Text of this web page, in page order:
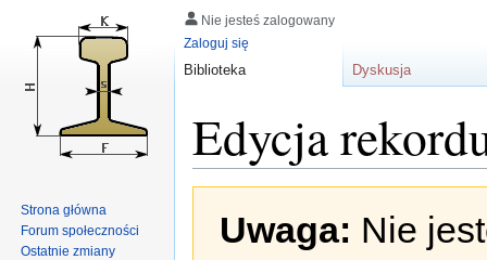
Edycja
nawigacji
wyszukiwania
Uwaga: Nie
Nie jesteś zalogowany
Zaloguj się
Biblioteka Dyskusja
Strona główna
Forum społeczności
Ostatnie zmiany